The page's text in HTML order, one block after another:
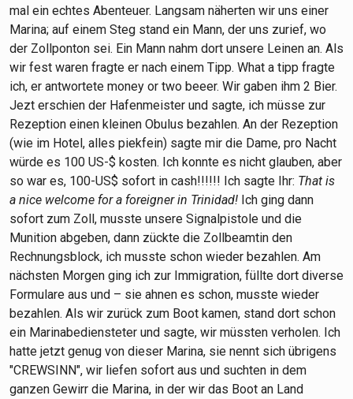
mal ein echtes Abenteuer. Langsam näherten wir uns einer
Marina; auf einem Steg stand ein Mann, der uns zurief, wo
der Zollponton sei. Ein Mann nahm dort unsere Leinen an. Als
wir fest waren fragte er nach einem Tipp. What a tipp fragte
ich, er antwortete money or two beeer. Wir gaben ihm 2 Bier.
Jezt erschien der Hafenmeister und sagte, ich müsse zur
Rezeption einen kleinen Obulus bezahlen. An der Rezeption
(wie im Hotel, alles piekfein) sagte mir die Dame, pro Nacht
würde es 100 US-$ kosten. Ich konnte es nicht glauben, aber
so war es, 100-US$ sofort in cash!!!!!! Ich sagte Ihr: That is
a nice welcome for a foreigner in Trinidad! Ich ging dann
sofort zum Zoll, musste unsere Signalpistole und die
Munition abgeben, dann zückte die Zollbeamtin den
Rechnungsblock, ich musste schon wieder bezahlen. Am
nächsten Morgen ging ich zur Immigration, füllte dort diverse
Formulare aus und – sie ahnen es schon, musste wieder
bezahlen. Als wir zurück zum Boot kamen, stand dort schon
ein Marinabediensteter und sagte, wir müssten verholen. Ich
hatte jetzt genug von dieser Marina, sie nennt sich übrigens
"CREWSINN", wir liefen sofort aus und suchten in dem
ganzen Gewirr die Marina, in der wir das Boot an Land